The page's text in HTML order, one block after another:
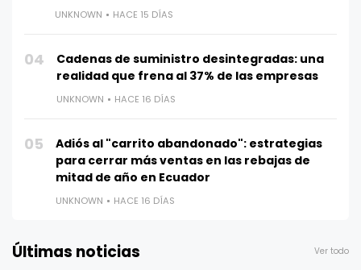
UNKNOWN HACE 15 DÍAS
04
Cadenas de suministro desintegradas: una
realidad que frena al 37% de las empresas
UNKNOWN HACE 16 DÍAS
05
Adiós al "carrito abandonado": estrategias
para cerrar más ventas en las rebajas de
mitad de año en Ecuador
UNKNOWN HACE 16 DÍAS
Últimas noticias Ver todo